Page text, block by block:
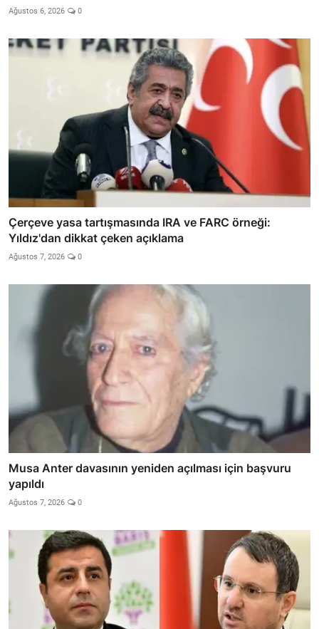
Ağustos 6, 2026 0
Çerçeve yasa tartışmasında IRA ve FARC örneği:
Yıldız'dan dikkat çeken açıklama
Ağustos 7, 2026 0
Musa Anter davasının yeniden açılması için başvuru
yapıldı
Ağustos 7, 2026 0